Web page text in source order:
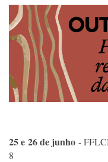
25 e 26 de junho -
8